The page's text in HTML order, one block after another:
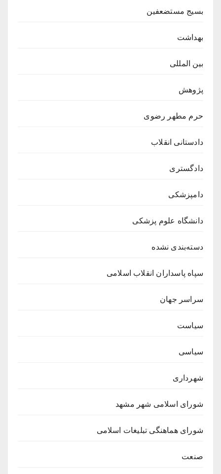
بسیج مستضعفین
بهداشت
بین المللی
پژوهش
حرم مطهر رضوی
دادستانی انقلاب
دادگستری
دامپزشکی
دانشگاه علوم پزشکی
دسته‌بندی نشده
سپاه پاسداران انقلاب اسلامی
سراسر جهان
سیاست
سیاسی
شهرداری
شورای اسلامی شهر مشهد
شورای هماهنگی تبلیغات اسلامی
صنعت